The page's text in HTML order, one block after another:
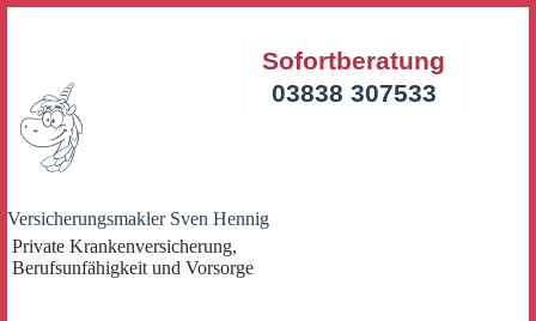
Versicherungsmakler Sven Hennig
Private Krankenversicherung,
Berufsunfähigkeit und Vorsorge
Sofortberatung
03838 307533